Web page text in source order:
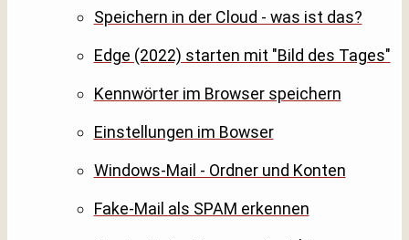
Speichern in der Cloud - was ist das?
Edge (2022) starten mit "Bild des Tages"
Kennwörter im Browser speichern
Einstellungen im Bowser
Windows-Mail - Ordner und Konten
Fake-Mail als SPAM erkennen